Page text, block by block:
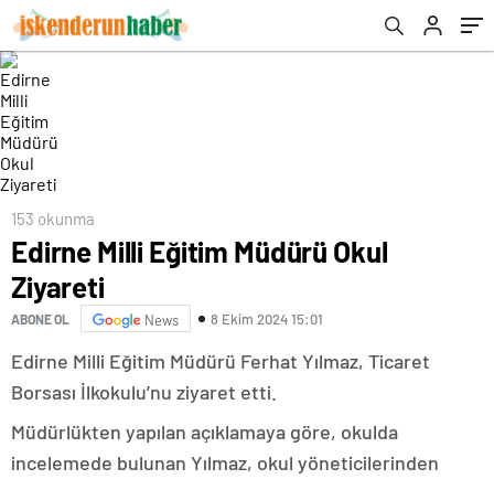
153 okunma
Edirne Milli Eğitim Müdürü Okul
Ziyareti
ABONE OL News 8 Ekim 2024 15:01
Edirne Milli Eğitim Müdürü Ferhat Yılmaz, Ticaret
Borsası İlkokulu’nu ziyaret etti.
Müdürlükten yapılan açıklamaya göre, okulda
incelemede bulunan Yılmaz, okul yöneticilerinden